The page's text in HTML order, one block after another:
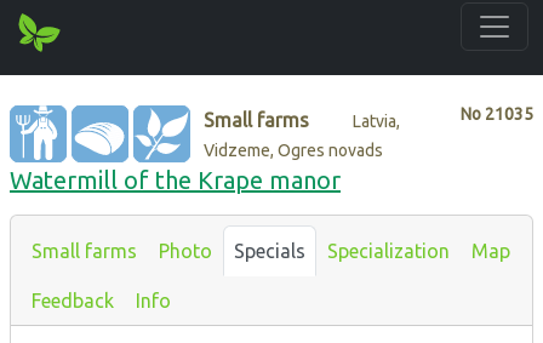
No 21035
Small farms
Latvia,
Vidzeme, Ogres novads
Watermill of the Krape manor
Small farms Photo Specials Specialization Map
Feedback Info